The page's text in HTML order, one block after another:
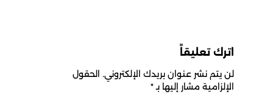
اترك تعليقاً
لن يتم نشر عنوان بريدك الإلكتروني. الحقول
الإلزامية مشار إليها بـ*